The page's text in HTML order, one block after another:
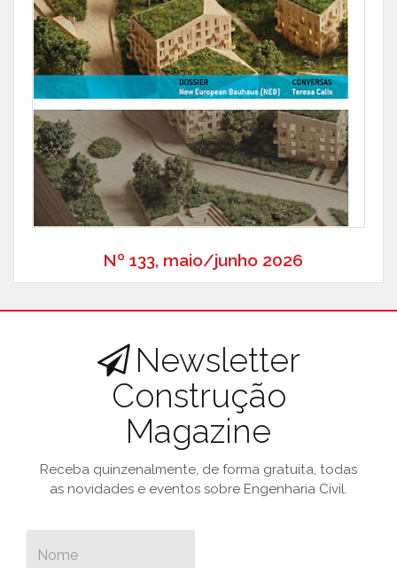
Nº 133, maio/junho 2026
Newsletter
Construção
Magazine
Receba quinzenalmente, de forma gratuita, todas
as novidades e eventos sobre Engenharia Civil.